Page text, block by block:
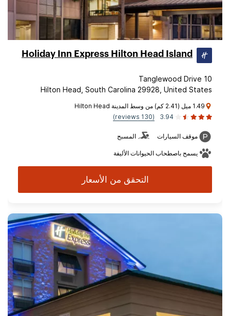
Holiday Inn Express Hilton Head Island
10 Tanglewood Drive
Hilton Head, South Carolina 29928, United States
1.49 ميل (2.41 كم) من وسط المدينة Hilton Head
3.94
(130 reviews)
موقف السيارات المسبح
يسمح باصطحاب الحيوانات الأليفة
التحقق من الأسعار